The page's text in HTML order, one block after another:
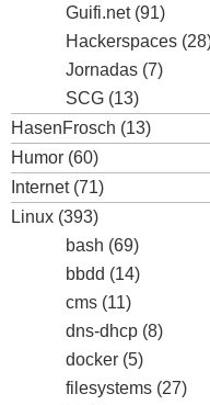
Guifi.net(91)
Hackerspaces
Jornadas (7)
SCG (13)
HasenFrosch (13)
Humor (60)
Internet(71)
Linux (393)
bash (69)
bbdd (14)
cms (11)
dns-dhcp (8)
docker (5)
filesystems (27)